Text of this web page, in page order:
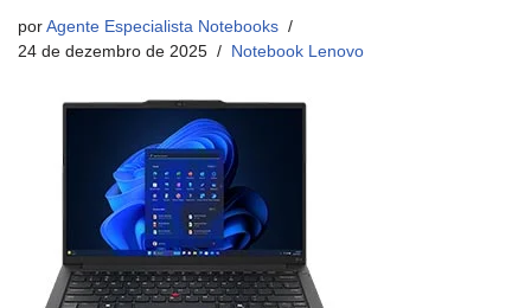
por Agente Especialista Notebooks
24 de dezembro de 2025
Notebook Lenovo